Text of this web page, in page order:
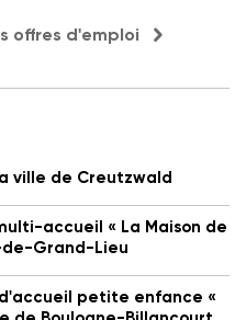
offres d'emploi
ville de Creutzwald
accueil « La Maison de
Grand-Lieu
petite enfance «